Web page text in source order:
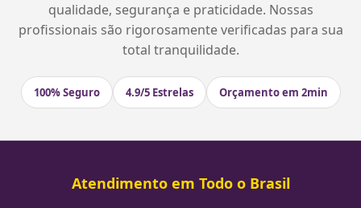
qualidade, segurança e praticidade. Nossas
profissionais são rigorosamente verificadas para sua
total tranquilidade.
100% Seguro 4.9/5 Estrelas Orçamento em 2min
Atendimento em Todo o Brasil